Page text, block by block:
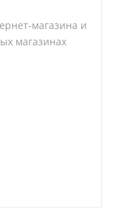
магазина и
магазинах